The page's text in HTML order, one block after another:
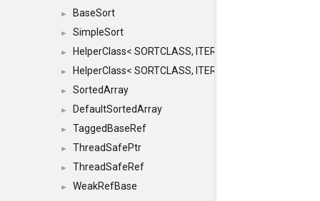
► BaseSort
► SimpleSort
► HelperClass< SORTCLASS, ITERATOR, CONTENT,
► HelperClass< SORTCLASS, ITERATOR, CONTENT,
► SortedArray
► DefaultSortedArray
► TaggedBaseRef
► ThreadSafePtr
► ThreadSafeRef
►
WeakRefBase